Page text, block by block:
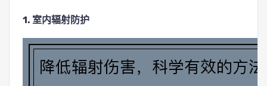
1. 室内辐射防护